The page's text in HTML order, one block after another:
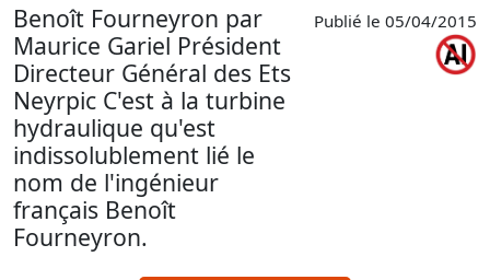
Benoît Fourneyron par
Maurice Gariel Président
Directeur Général des Ets
Neyrpic C'est à la turbine
hydraulique qu'est
indissolublement lié le
nom de l'ingénieur
français Benoît
Fourneyron.
Publié le 05/04/2015